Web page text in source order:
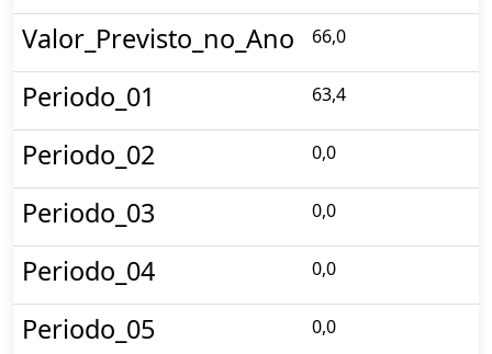
Valor_Previsto_no_Ano 66,0
Periodo_01 63,4
Periodo_02 0,0
Periodo_03 0,0
Periodo_04 0,0
Periodo_05 0,0